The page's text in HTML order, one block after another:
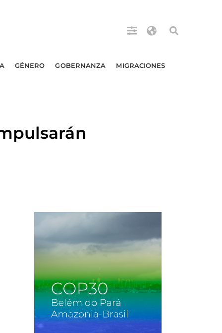
GÉNERO GOBERNANZA MIGRACIONES